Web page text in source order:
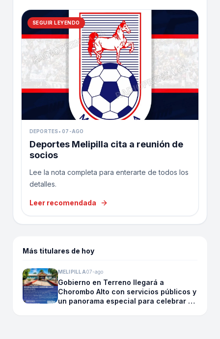
SEGUIR LEYENDO
DEPORTES•07-AGO
Deportes Melipilla cita a reunión de
socios
Lee la nota completa para enterarte de todos los
detalles.
Leer recomendada
Más titulares de hoy
MELIPILLA07-ago
Gobierno en Terreno llegará a
Chorombo Alto con servicios públicos y
un panorama especial para celebrar el